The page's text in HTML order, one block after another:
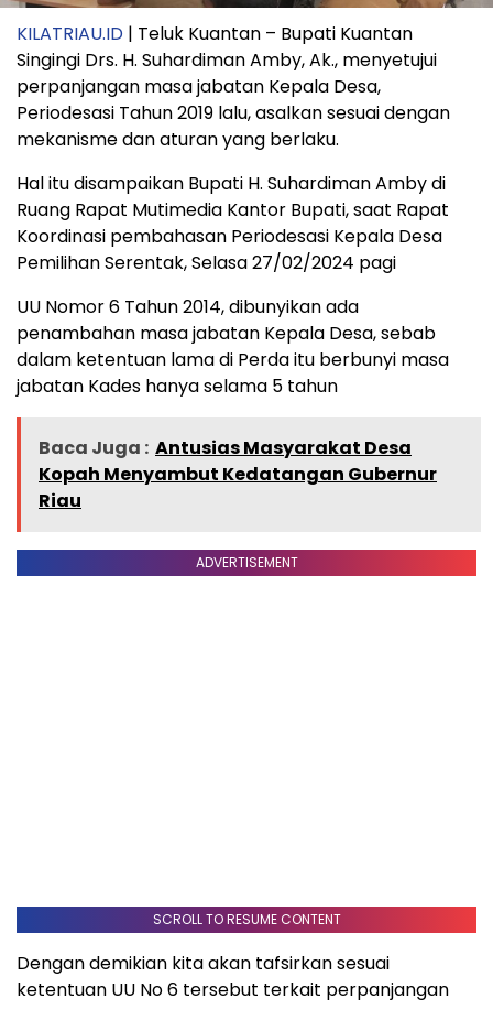
KILATRIAU.ID | Teluk Kuantan – Bupati Kuantan
Singingi Drs. H. Suhardiman Amby, Ak., menyetujui
perpanjangan masa jabatan Kepala Desa,
Periodesasi Tahun 2019 lalu, asalkan sesuai dengan
mekanisme dan aturan yang berlaku.
Hal itu disampaikan Bupati H. Suhardiman Amby di
Ruang Rapat Mutimedia Kantor Bupati, saat Rapat
Koordinasi pembahasan Periodesasi Kepala Desa
Pemilihan Serentak, Selasa 27/02/2024 pagi
UU Nomor 6 Tahun 2014, dibunyikan ada
penambahan masa jabatan Kepala Desa, sebab
dalam ketentuan lama di Perda itu berbunyi masa
jabatan Kades hanya selama 5 tahun
Baca Juga : Antusias Masyarakat Desa
Kopah Menyambut Kedatangan Gubernur
Riau
ADVERTISEMENT
SCROLL TO RESUME CONTENT
Dengan demikian kita akan tafsirkan sesuai
ketentuan UU No 6 tersebut terkait perpanjangan